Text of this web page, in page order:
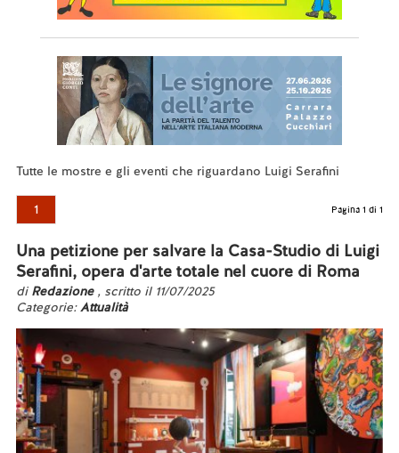
Tutte le mostre e gli eventi che riguardano Luigi Serafini
1 Pagina 1 di 1
Una petizione per salvare la Casa-Studio di Luigi
Serafini, opera d'arte totale nel cuore di Roma
di Redazione , scritto il 11/07/2025
Categorie:Attualità